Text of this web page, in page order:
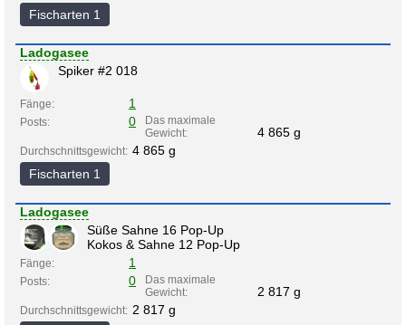
Fischarten 1
Ladogasee
Spiker #2 018
Fänge: 1
Posts: 0
Das maximale
Gewicht:
4 865 g
Durchschnittsgewicht: 4 865 g
Fischarten 1
Ladogasee
Süße Sahne 16 Pop-Up
Kokos & Sahne 12 Pop-Up
Fänge: 1
Posts: 0
Das maximale
Gewicht:
2 817 g
Durchschnittsgewicht: 2 817 g